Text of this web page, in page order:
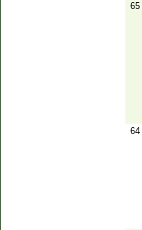
65
64